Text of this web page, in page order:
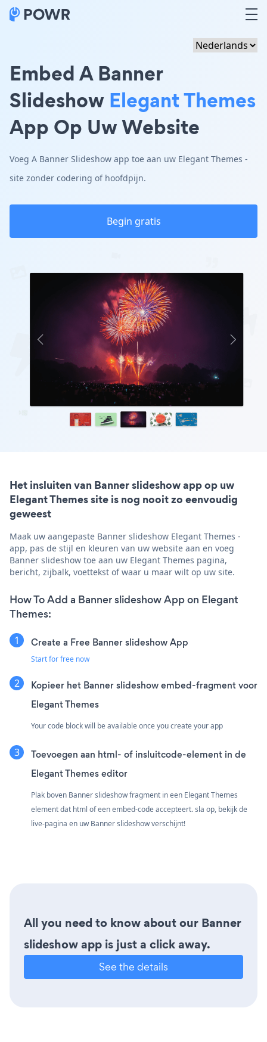
Embed A Banner
Slideshow Elegant Themes
App Op Uw Website
Voeg A Banner Slideshow app toe aan uw Elegant Themes -
site zonder codering of hoofdpijn.
Begin gratis
Het insluiten van Banner slideshow app op uw
Elegant Themes site is nog nooit zo eenvoudig
geweest
Maak uw aangepaste Banner slideshow Elegant Themes -
app, pas de stijl en kleuren van uw website aan en voeg
Banner slideshow toe aan uw Elegant Themes pagina,
bericht, zijbalk, voettekst of waar u maar wilt op uw site.
How To Add a Banner slideshow App on Elegant
Themes:
Create a Free Banner slideshow App
Start for free now
Kopieer het Banner slideshow embed-fragment voor
Elegant Themes
Your code block will be available once you create your app
Toevoegen aan html- of insluitcode-element in de
Elegant Themes editor
Plak boven Banner slideshow fragment in een Elegant Themes
element dat html of een embed-code accepteert. sla op, bekijk de
live-pagina en uw Banner slideshow verschijnt!
All you need to know about our Banner
slideshow app is just a click away.
See the details